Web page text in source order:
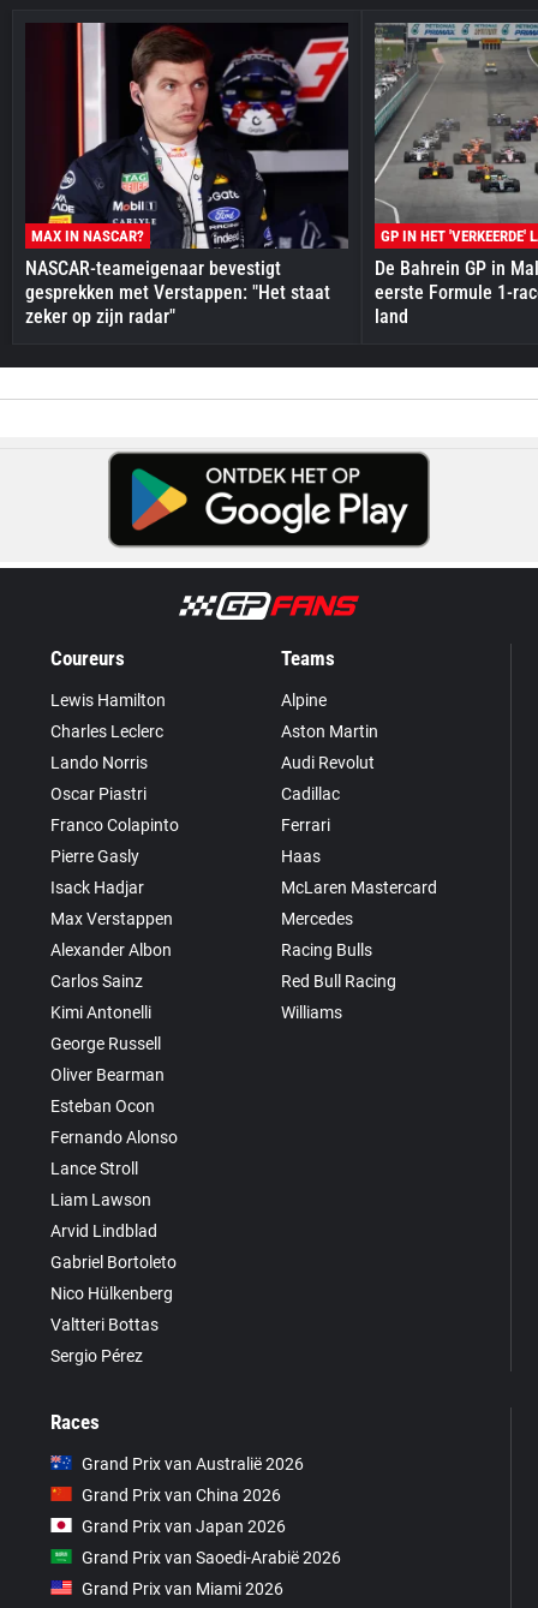
MAX IN NASCAR?
NASCAR-teameigenaar bevestigt
gesprekken met Verstappen: "Het staat
zeker op zijn radar"
GP IN HET 'VERKEERDE'
De Bahrein GP in
eerste Formule 1-
land
Coureurs
Lewis Hamilton
Charles Leclerc
Lando Norris
Oscar Piastri
Franco Colapinto
Pierre Gasly
Isack Hadjar
Max Verstappen
Alexander Albon
Carlos Sainz
Kimi Antonelli
George Russell
Oliver Bearman
Esteban Ocon
Fernando Alonso
Lance Stroll
Liam Lawson
Arvid Lindblad
Gabriel Bortoleto
Nico Hülkenberg
Valtteri Bottas
Sergio Pérez
Teams
Alpine
Aston Martin
Audi Revolut
Cadillac
Ferrari
Haas
McLaren Mastercard
Mercedes
Racing Bulls
Red Bull Racing
Williams
Races
Grand Prix van Australië 2026
Grand Prix van China 2026
Grand Prix van Japan 2026
Grand Prix van Saoedi-Arabië 2026
Grand Prix van Miami 2026